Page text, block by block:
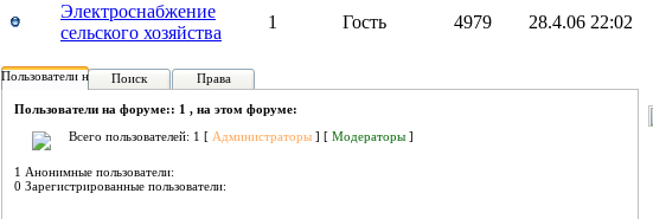
Электроснабжение
сельского хозяйства
1 Гость 4979 28.4.06 22:02
Пользователи на форуме:
Поиск Права
Пользователи на форуме:: 1 , на этом форуме:
Всего пользователей: 1 [ Администраторы ] [ Модераторы ]
1 Анонимные пользователи:
0 Зарегистрированные пользователи: